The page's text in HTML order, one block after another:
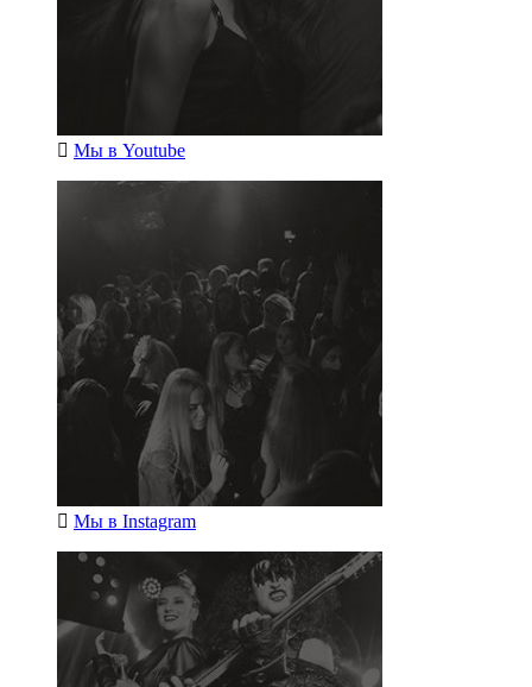
Мы в Youtube
Мы в Instagram